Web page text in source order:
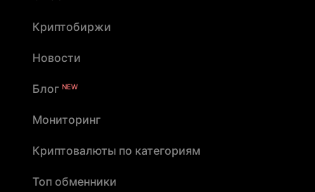
Криптобиржи
Новости
Блог NEW
Мониторинг
Криптовалюты по категориям
Топ обменники